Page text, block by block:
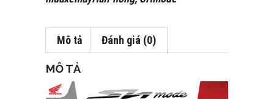
Mô tả Đánh giá (0)
MÔ TẢ